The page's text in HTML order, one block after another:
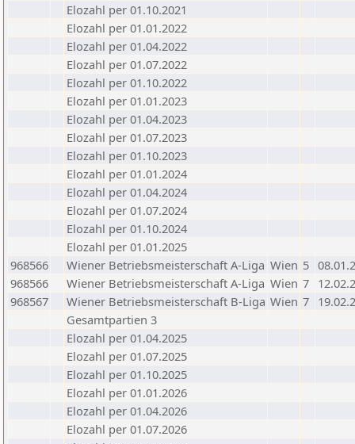
Elozahl per 01.10.2021
Elozahl per 01.01.2022
Elozahl per 01.04.2022
Elozahl per 01.07.2022
Elozahl per 01.10.2022
Elozahl per 01.01.2023
Elozahl per 01.04.2023
Elozahl per 01.07.2023
Elozahl per 01.10.2023
Elozahl per 01.01.2024
Elozahl per 01.04.2024
Elozahl per 01.07.2024
Elozahl per 01.10.2024
Elozahl per 01.01.2025
968566
Wiener Betriebsmeisterschaft A-Liga Wien 5
968566
Wiener Betriebsmeisterschaft A-Liga Wien 7
968567
Wiener Betriebsmeisterschaft B-Liga Wien 7
Gesamtpartien 3
Elozahl per 01.04.2025
Elozahl per 01.07.2025
Elozahl per 01.10.2025
Elozahl per 01.01.2026
Elozahl per 01.04.2026
Elozahl per 01.07.2026